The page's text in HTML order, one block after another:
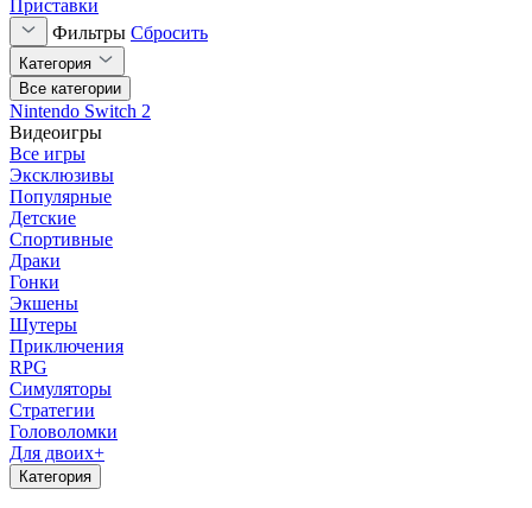
Приставки
Фильтры Сбросить
Категория
Все категории
Nintendo Switch 2
Видеоигры
Все игры
Эксклюзивы
Популярные
Детские
Спортивные
Драки
Гонки
Экшены
Шутеры
Приключения
RPG
Симуляторы
Стратегии
Головоломки
Для двоих+
Категория